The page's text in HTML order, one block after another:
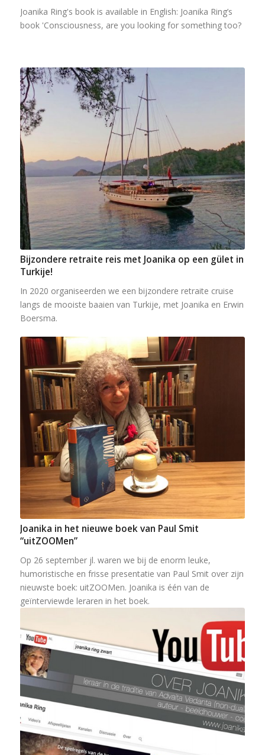
Joanika Ring's book is available in English: Joanika Ring’s
book 'Consciousness, are you looking for something too?
Bijzondere retraite reis met Joanika op een gület in
Turkije!
In 2020 organiseerden we een bijzondere retraite cruise
langs de mooiste baaien van Turkije, met Joanika en Erwin
Boersma.
Joanika in het nieuwe boek van Paul Smit
“uitZOOMen”
Op 26 september jl. waren we bij de enorm leuke,
humoristische en frisse presentatie van Paul Smit over zijn
nieuwste boek: uitZOOMen. Joanika is één van de
geïnterviewde leraren in het boek.